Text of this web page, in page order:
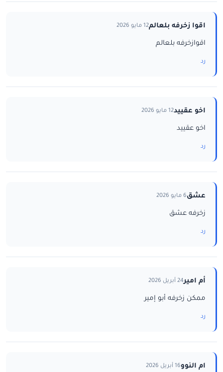
اقوا زخرفه بلعالم12 مايو 2026
اقوازخرفه بلعالم
رد
اخو عقييد12 مايو 2026
اخو عقييد
رد
عشق6 مايو 2026
زخرفه عشق
رد
أم امير24 أبريل 2026
ممكن زخرفه أبو إمير
رد
ام النوو16 أبريل 2026